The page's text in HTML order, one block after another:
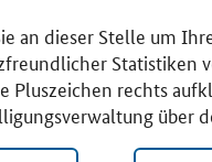
an dieser Stelle um
Statistiken
Pluszeichen rechts
über